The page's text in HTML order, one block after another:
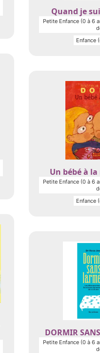
Quand je
Petite Enfance (0 à 6
Enfance
Un bébé à
Petite Enfance (0 à 6
Enfance
DORMIR
Petite Enfance (0 à 6